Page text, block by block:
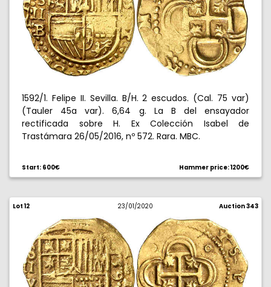
1592/1. Felipe II. Sevilla. B/H. 2 escudos. (Cal. 75 var)
(Tauler 45a var). 6,64 g. La B del ensayador
rectificada sobre H. Ex Colección Isabel de
Trastámara 26/05/2016, nº 572. Rara. MBC.
Start: 600€ Hammer price: 1200€
Lot 12 23/01/2020 Auction 343